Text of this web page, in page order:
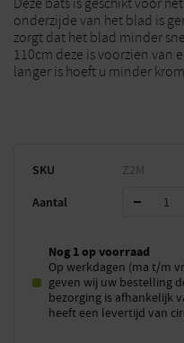
Deze bats is geschikt voor
onderzijde van het blad is
zorgt dat het blad minder
110cm deze is voorzien van
langer is hoeft u minder
SKU Z2M
Aantal
Nog 1 op voorraad
Op werkdagen (ma t/m
geven wij uw bestelling
bezorging is afhankelijk
heeft een levertijd van